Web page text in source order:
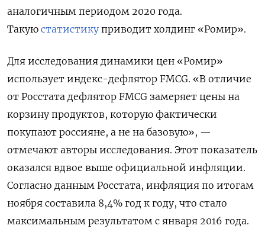
аналогичным периодом 2020 года.
Такую статистику приводит холдинг «Ромир».
Для исследования динамики цен «Ромир»
использует индекс-дефлятор FMCG. «В отличие
от Росстата дефлятор FMCG замеряет цены на
корзину продуктов, которую фактически
покупают россияне, а не на базовую», —
отмечают авторы исследования. Этот показатель
оказался вдвое выше официальной инфляции.
Согласно данным Росстата, инфляция по итогам
ноября составила 8,4% год к году, что стало
максимальным результатом с января 2016 года.